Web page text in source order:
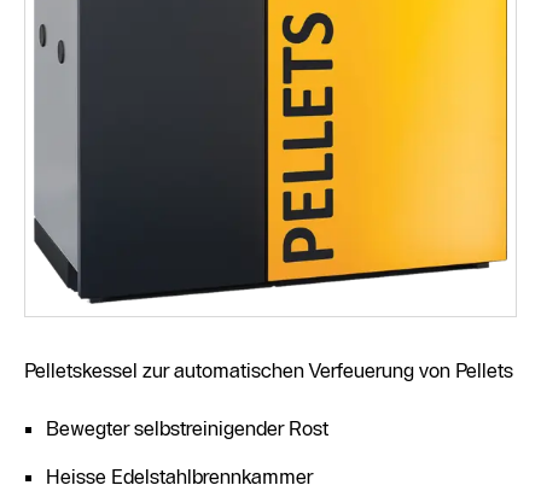
Pelletskessel zur automatischen Verfeuerung von Pellets
Bewegter selbstreinigender Rost
Heisse Edelstahlbrennkammer